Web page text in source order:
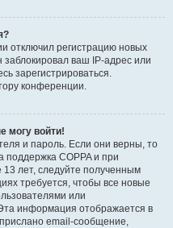
отключил регистрацию новых
заблокировал ваш IP-адрес или
зарегистрироваться.
конференции.
могу войти!
и пароль. Если они верны, то
поддержка COPPA и при
13 лет, следуйте полученным
требуется, чтобы все новые
или
информация отображается в
email-сообщение,